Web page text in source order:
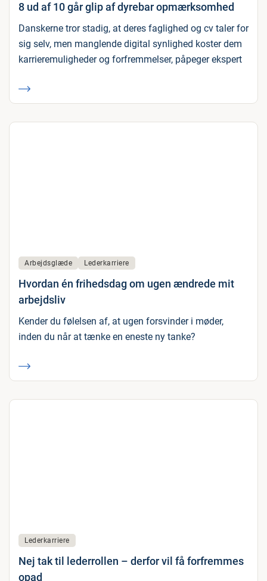
8 ud af 10 går glip af dyrebar opmærksomhed
Danskerne tror stadig, at deres faglighed og cv taler for
sig selv, men manglende digital synlighed koster dem
karrieremuligheder og forfremmelser, påpeger ekspert
Arbejdsglæde Lederkarriere
Hvordan én frihedsdag om ugen ændrede mit
arbejdsliv
Kender du følelsen af, at ugen forsvinder i møder,
inden du når at tænke en eneste ny tanke?
Lederkarriere
Nej tak til lederrollen – derfor vil få forfremmes
opad